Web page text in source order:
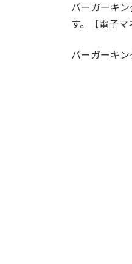
バーガーキ
す。【電子マ
バーガーキ